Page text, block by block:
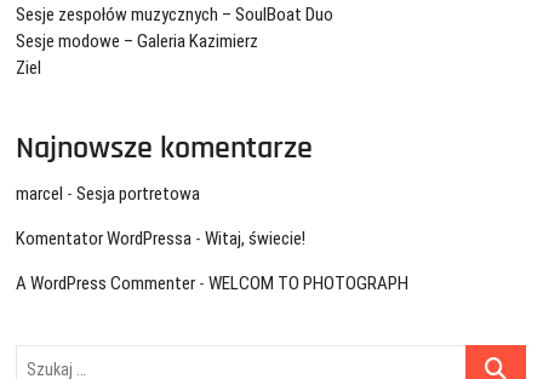
Sesje zespołów muzycznych – SoulBoat Duo
Sesje modowe – Galeria Kazimierz
Ziel
Najnowsze komentarze
marcel -Sesja portretowa
Komentator WordPressa -Witaj, świecie!
A WordPress Commenter -WELCOM TO PHOTOGRAPH
Szukaj